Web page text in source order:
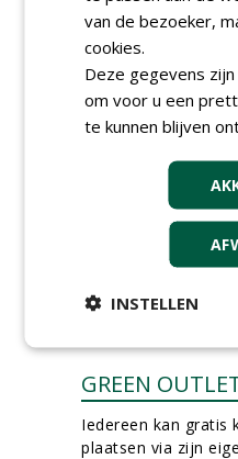
30-07-
GREEN
Iedereen kan gratis
plaatsen via zijn
van de bezoeker,
cookies.
Deze gegevens
om voor u een
te kunnen blijven
INSTELLEN